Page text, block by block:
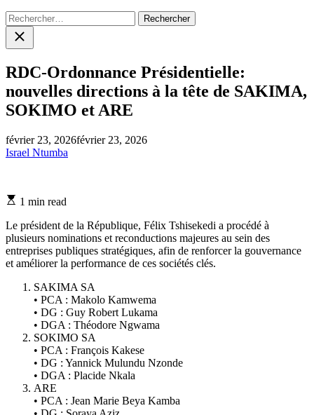
Rechercher :
Close
search
RDC-Ordonnance Présidentielle:
nouvelles directions à la tête de SAKIMA,
SOKIMO et ARE
février 23, 2026février 23, 2026
Israel Ntumba
Estimated
time
1 min read
Le président de la République, Félix Tshisekedi a procédé à
plusieurs nominations et reconductions majeures au sein des
entreprises publiques stratégiques, afin de renforcer la gouvernance
et améliorer la performance de ces sociétés clés.
SAKIMA SA
• PCA : Makolo Kamwema
• DG : Guy Robert Lukama
• DGA : Théodore Ngwama
SOKIMO SA
• PCA : François Kakese
• DG : Yannick Mulundu Nzonde
• DGA : Placide Nkala
ARE
• PCA : Jean Marie Beya Kamba